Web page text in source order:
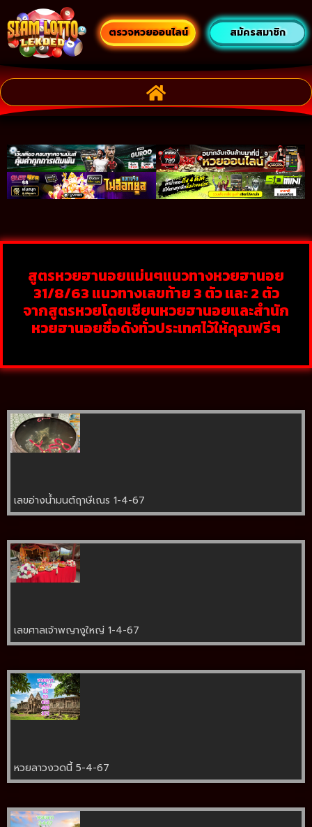
ตรวจหวยออนไลน์ สมัครสมาชิก
สูตรหวยฮานอยแม่นๆแนวทางหวยฮานอย
31/8/63 แนวทางเลขท้าย 3 ตัว และ 2 ตัว
จากสูตรหวยโดยเซียนหวยฮานอยและสำนัก
หวยฮานอยชื่อดังทั่วประเทศไว้ให้คุณฟรีๆ
เลขอ่างน้ำมนต์ฤาษีเณร 1-4-67
เลขศาลเจ้าพญางูใหญ่ 1-4-67
หวยลาวงวดนี้ 5-4-67